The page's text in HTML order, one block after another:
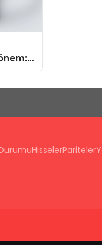
HisselerPariteler